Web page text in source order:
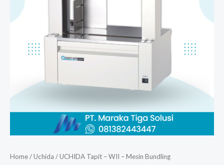
Home/Uchida / UCHIDA Tapit – WII – Mesin Bundling
Mesin
Bundling